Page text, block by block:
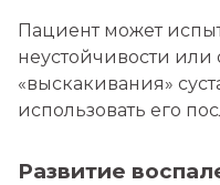
Пациент может
неустойчивости
«выскакивания»
использовать его
Развитие